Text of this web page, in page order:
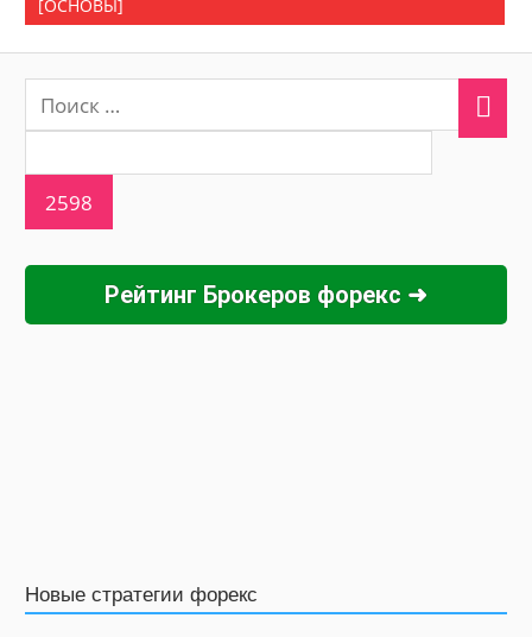
[ОСНОВЫ]
Рейтинг Брокеров форекс ➜
Новые стратегии форекс